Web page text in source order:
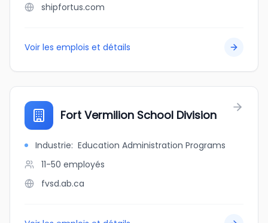
shipfortus.com
Voir les emplois et détails
Fort Vermilion School Division
Industrie: Education Administration Programs
11-50 employés
fvsd.ab.ca